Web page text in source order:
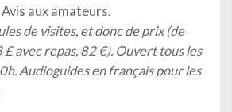
aux amateurs.
de visites, et donc de prix (de
£ avec repas, 82 €). Ouvert tous les
Audioguides en français pour les